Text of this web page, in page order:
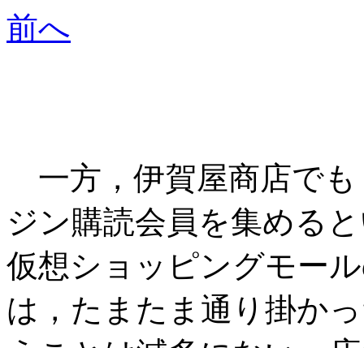
前へ
一方，伊賀屋商店で
ジン購読会員を集める
仮想ショッピングモー
は，たまたま通り掛か